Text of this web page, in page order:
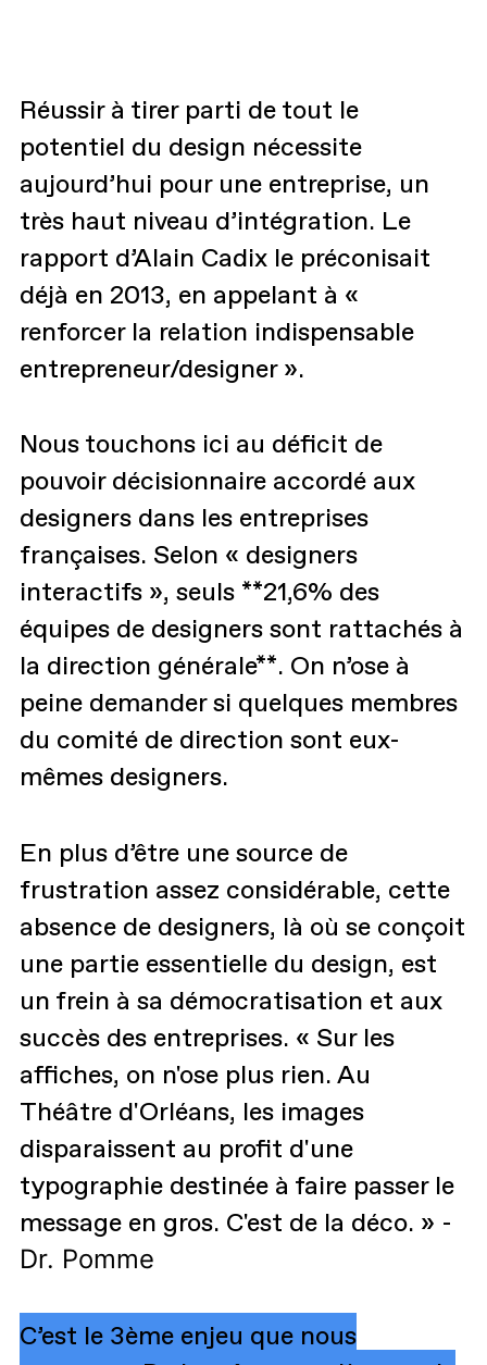
Réussir à tirer parti de tout le
potentiel du design nécessite
aujourd’hui pour une entreprise, un
très haut niveau d’intégration. Le
rapport d’Alain Cadix le préconisait
déjà en 2013, en appelant à «
renforcer la relation indispensable
entrepreneur/designer ».
Nous touchons ici au déficit de
pouvoir décisionnaire accordé aux
designers dans les entreprises
françaises. Selon « designers
interactifs », seuls **21,6% des
équipes de designers sont rattachés à
la direction générale**. On n’ose à
peine demander si quelques membres
du comité de direction sont eux-
mêmes designers.
En plus d’être une source de
frustration assez considérable, cette
absence de designers, là où se conçoit
une partie essentielle du design, est
un frein à sa démocratisation et aux
succès des entreprises. « Sur les
affiches, on n'ose plus rien. Au
Théâtre d'Orléans, les images
disparaissent au profit d'une
typographie destinée à faire passer le
message en gros. C'est de la déco. » -
Dr. Pomme
C’est le 3ème enjeu que nous